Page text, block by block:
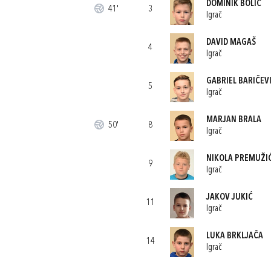
41'
50'
3
DOMINIK BOLIĆ
Igrač
4
DAVID MAGAŠ
Igrač
5
GABRIEL
Igrač
8
MARJAN BRALA
Igrač
9
NIKOLA
Igrač
11
JAKOV JUKIĆ
Igrač
14
LUKA BRKLJAČA
Igrač